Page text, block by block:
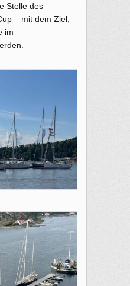
Stelle des
– mit dem Ziel,
im